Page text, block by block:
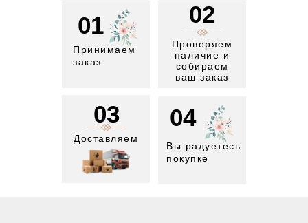
01
Принимаем
заказ
02
Проверяем
наличие и
собираем
ваш заказ
03
Доставляем
04
Вы радуетесь
покупке